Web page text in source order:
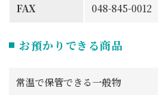
FAX 048-845-0012
お預かりできる商品
常温で保管できる一般物